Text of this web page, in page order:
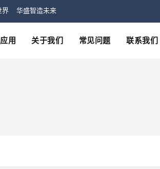
界 华盛智造未来
用 关于我们 常见问题 联系我们